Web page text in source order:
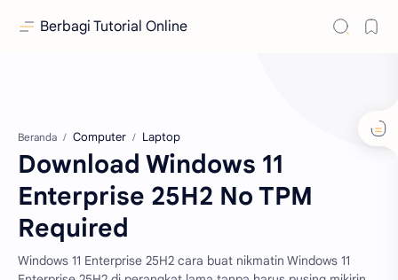
Berbagi Tutorial Online
Beranda Computer Laptop
Download Windows 11
Enterprise 25H2 No TPM
Required
Windows 11 Enterprise 25H2 cara buat nikmatin Windows 11